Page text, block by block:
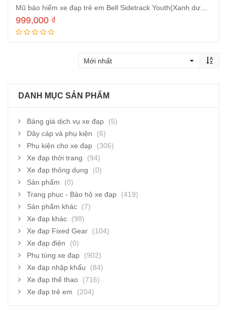
999,000 ₫
DANH MỤC SẢN PHẨM
Bảng giá dịch vụ xe đạp
(5)
Dây cáp và phụ kiện
(6)
Phụ kiện cho xe đạp
(306)
Xe đạp thời trang
(94)
Xe đạp thông dụng
(0)
Sản phẩm
(0)
Trang phục - Bảo hộ xe đạp
(419)
Sản phẩm khác
(7)
Xe đạp khác
(98)
Xe đạp Fixed Gear
(104)
Xe đạp điện
(0)
Phụ tùng xe đạp
(902)
Xe đạp nhập khẩu
(84)
Xe đạp thể thao
(716)
Xe đạp trẻ em
(204)